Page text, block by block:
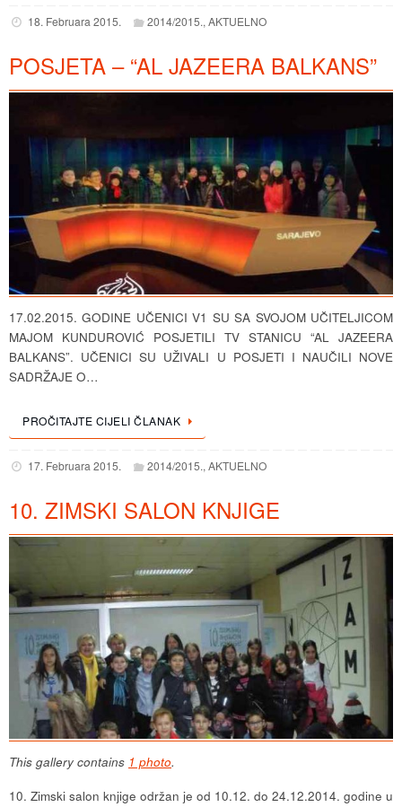
18. Februara 2015. 2014/2015.,AKTUELNO
POSJETA – “AL JAZEERA BALKANS”
17.02.2015. GODINE UČENICI V1 SU SA SVOJOM UČITELJICOM
MAJOM KUNDUROVIĆ POSJETILI TV STANICU “AL JAZEERA
BALKANS”. UČENICI SU UŽIVALI U POSJETI I NAUČILI NOVE
SADRŽAJE O…
PROČITAJTE CIJELI ČLANAK
17. Februara 2015. 2014/2015.,AKTUELNO
10. ZIMSKI SALON KNJIGE
This gallery contains 1 photo.
10. Zimski salon knjige održan je od 10.12. do 24.12.2014. godine u